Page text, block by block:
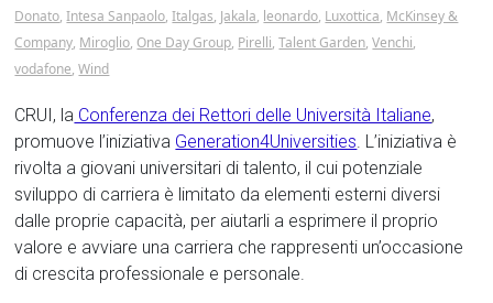
Donato,Intesa Sanpaolo,Italgas, Jakala, leonardo, Luxottica, McKinsey &
Company, Miroglio, One Day Group, Pirelli,Talent Garden,Venchi,
vodafone,Wind
CRUI, la Conferenza dei Rettori delle Università Italiane,
promuove l’iniziativa Generation4Universities. L’iniziativa è
rivolta a giovani universitari di talento, il cui potenziale
sviluppo di carriera è limitato da elementi esterni diversi
dalle proprie capacità, per aiutarli a esprimere il proprio
valore e avviare una carriera che rappresenti un’occasione
di crescita professionale e personale.